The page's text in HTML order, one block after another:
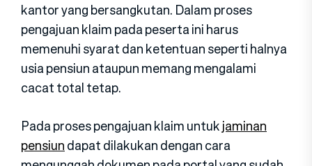
kantor yang bersangkutan. Dalam proses
pengajuan klaim pada peserta ini harus
memenuhi syarat dan ketentuan seperti halnya
usia pensiun ataupun memang mengalami
cacat total tetap.
Pada proses pengajuan klaim untukjaminan
pensiundapat dilakukan dengan cara